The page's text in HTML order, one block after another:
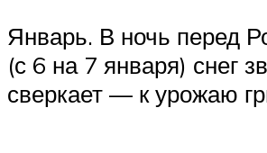
Январь. В ночь перед
(с 6 на 7 января) снег
сверкает — к урожаю